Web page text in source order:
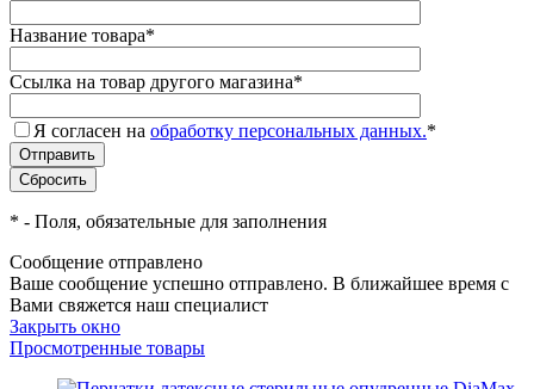
Название товара*
Ссылка на товар другого магазина*
Я согласен на обработку персональных данных.*
* - Поля, обязательные для заполнения
Сообщение отправлено
Ваше сообщение успешно отправлено. В ближайшее время с
Вами свяжется наш специалист
Закрыть окно
Просмотренные товары